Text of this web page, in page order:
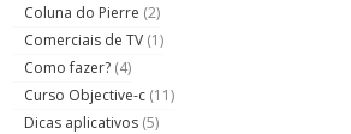
Coluna do Pierre (2)
Comerciais de TV (1)
Como fazer? (4)
Curso Objective-c (11)
Dicas aplicativos (5)